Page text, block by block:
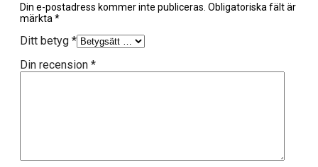
Din e-postadress kommer inte publiceras. Obligatoriska fält är
märkta *
Ditt betyg *
Din recension *